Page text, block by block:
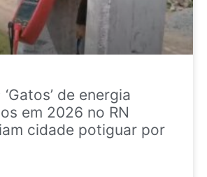
de energia
em 2026 no RN
cidade potiguar por